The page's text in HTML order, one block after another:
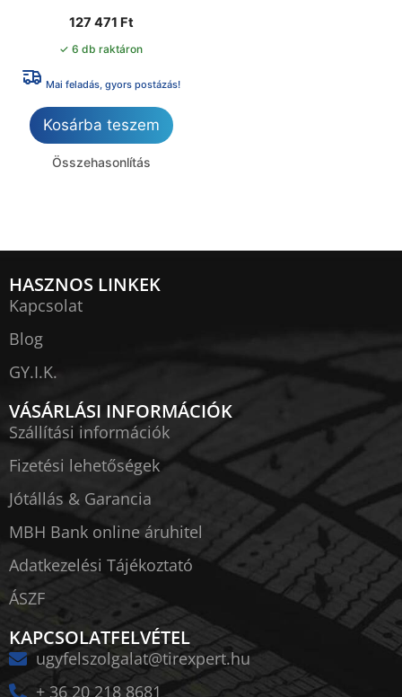
127 471 Ft
✓ 6 db raktáron
Mai feladás, gyors postázás!
Kosárba teszem
Összehasonlítás
HASZNOS LINKEK
Kapcsolat
Blog
GY.I.K.
VÁSÁRLÁSI INFORMÁCIÓK
Szállítási információk
Fizetési lehetőségek
Jótállás & Garancia
MBH Bank online áruhitel
Adatkezelési Tájékoztató
ÁSZF
KAPCSOLATFELVÉTEL
ugyfelszolgalat@tirexpert.hu
+ 36 20 218 8681